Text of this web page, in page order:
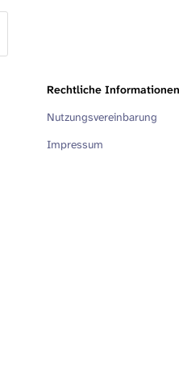
Rechtliche Informationen
Nutzungsvereinbarung
Impressum